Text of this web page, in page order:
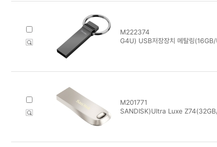
M222374
G4U) USB저장장치 메탈링
M201771
SANDISK)Ultra Luxe